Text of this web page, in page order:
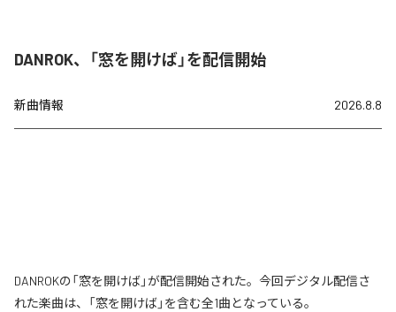
DANROK、「窓を開けば」を配信開始
新曲情報 2026.8.8
DANROKの「窓を開けば」が配信開始された。今回デジタル配信さ
れた楽曲は、「窓を開けば」を含む全1曲となっている。